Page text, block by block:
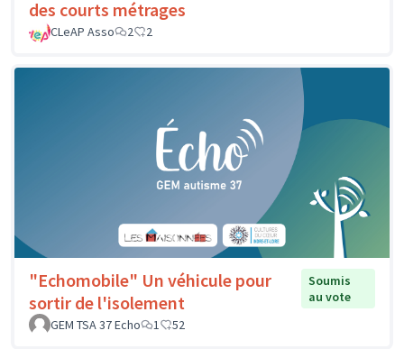
des courts métrages
CLeAP Asso 2 2
"Echomobile" Un véhicule pour
sortir de l'isolement
Soumis
au vote
GEM TSA 37 Echo
1 52